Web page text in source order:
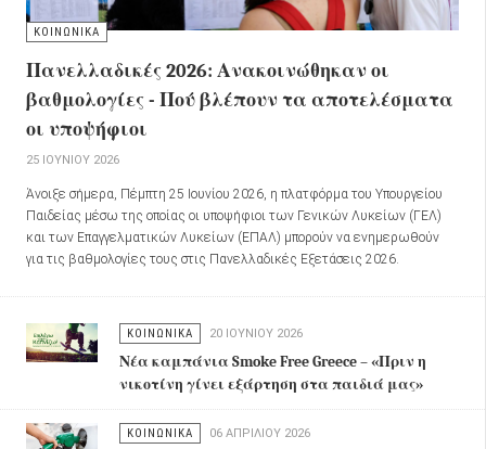
ΚΟΙΝΩΝΙΚΑ
Πανελλαδικές 2026: Ανακοινώθηκαν οι
βαθμολογίες - Πού βλέπουν τα αποτελέσματα
οι υποψήφιοι
25 ΙΟΥΝΊΟΥ 2026
Άνοιξε σήμερα, Πέμπτη 25 Ιουνίου 2026, η πλατφόρμα του Υπουργείου
Παιδείας μέσω της οποίας οι υποψήφιοι των Γενικών Λυκείων (ΓΕΛ)
και των Επαγγελματικών Λυκείων (ΕΠΑΛ) μπορούν να ενημερωθούν
για τις βαθμολογίες τους στις Πανελλαδικές Εξετάσεις 2026.
ΚΟΙΝΩΝΙΚΑ 20 ΙΟΥΝΊΟΥ 2026
Νέα καμπάνια Smoke Free Greece – «Πριν η
νικοτίνη γίνει εξάρτηση στα παιδιά μας»
ΚΟΙΝΩΝΙΚΑ 06 ΑΠΡΙΛΊΟΥ 2026